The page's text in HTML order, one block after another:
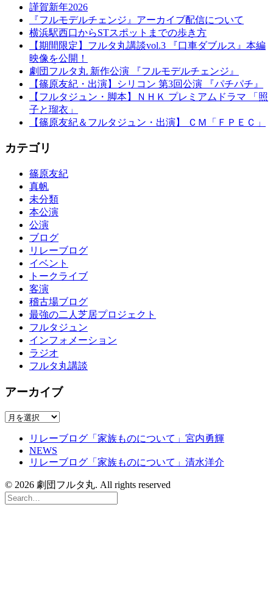
謹賀新年2026
『フルモデルチェンジ』アーカイブ配信について
横浜駅西口からSTスポットまでの歩き方
【期間限定】フルタ丸講談vol.3 『口車ダブルス』本編
映像を公開！
劇団フルタ丸 新作公演 『フルモデルチェンジ』
【篠原友紀・出演】シリコン 第3回公演 『パチパチ』
【フルタジュン・脚本】ＮＨＫ プレミアムドラマ 「照
子と瑠衣」
【篠原友紀＆フルタジュン・出演】 ＣＭ「ＦＰＥＣ」
カテゴリ
篠原友紀
真帆
未分類
本公演
公演
ブログ
リレーブログ
イベント
トークライブ
客演
稽古場ブログ
最強の二人芝居プロジェクト
フルタジュン
インフォメーション
ラジオ
フルタ丸講談
アーカイブ
ア
リレーブログ「家族ものについて」宮内勇輝
NEWS
リレーブログ「家族ものについて」清水洋介
© 2026 劇団フルタ丸. All rights reserved